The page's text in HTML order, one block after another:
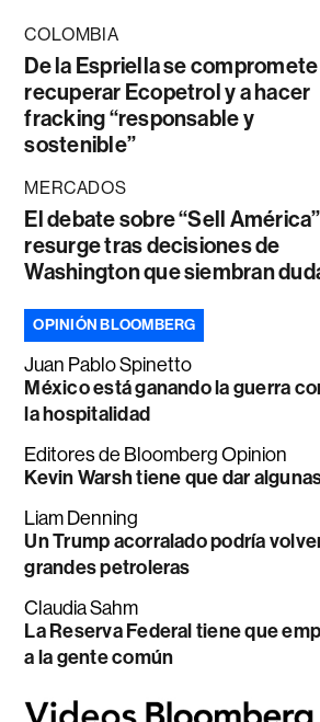
COLOMBIA
De la Espriella se compromete
recuperar Ecopetrol y a hacer
fracking “responsable y
sostenible”
MERCADOS
El debate sobre “Sell América”
resurge tras decisiones de
Washington que siembran
OPINIÓN BLOOMBERG
Juan Pablo Spinetto
México está ganando la guerra
la hospitalidad
Editores de Bloomberg Opinion
Kevin Warsh tiene que dar
Liam Denning
Un Trump acorralado podría
grandes petroleras
Claudia Sahm
La Reserva Federal tiene que
a la gente común